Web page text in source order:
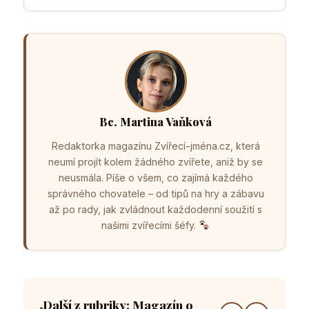
Bc. Martina Vaňková
Redaktorka magazínu Zvířecí-jména.cz, která
neumí projít kolem žádného zvířete, aniž by se
neusmála. Píše o všem, co zajímá každého
správného chovatele – od tipů na hry a zábavu
až po rady, jak zvládnout každodenní soužití s
našimi zvířecími šéfy.
Další z rubriky: Magazín o